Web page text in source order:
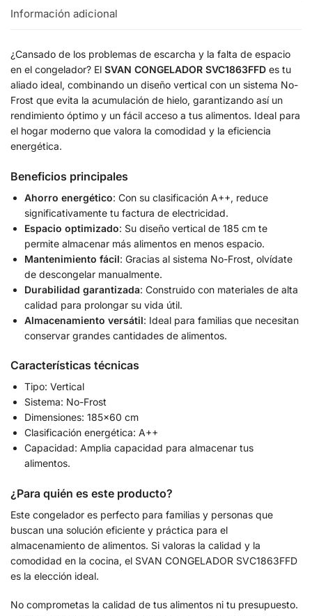
Información adicional
¿Cansado de los problemas de escarcha y la falta de espacio
en el congelador? El SVAN CONGELADOR SVC1863FFD es tu
aliado ideal, combinando un diseño vertical con un sistema No-
Frost que evita la acumulación de hielo, garantizando así un
rendimiento óptimo y un fácil acceso a tus alimentos. Ideal para
el hogar moderno que valora la comodidad y la eficiencia
energética.
Beneficios principales
Ahorro energético: Con su clasificación A++, reduce
significativamente tu factura de electricidad.
Espacio optimizado: Su diseño vertical de 185 cm te
permite almacenar más alimentos en menos espacio.
Mantenimiento fácil: Gracias al sistema No-Frost, olvídate
de descongelar manualmente.
Durabilidad garantizada: Construido con materiales de alta
calidad para prolongar su vida útil.
Almacenamiento versátil: Ideal para familias que necesitan
conservar grandes cantidades de alimentos.
Características técnicas
Tipo: Vertical
Sistema: No-Frost
Dimensiones: 185×60 cm
Clasificación energética: A++
Capacidad: Amplia capacidad para almacenar tus
alimentos.
¿Para quién es este producto?
Este congelador es perfecto para familias y personas que
buscan una solución eficiente y práctica para el
almacenamiento de alimentos. Si valoras la calidad y la
comodidad en la cocina, el SVAN CONGELADOR SVC1863FFD
es la elección ideal.
No comprometas la calidad de tus alimentos ni tu presupuesto.